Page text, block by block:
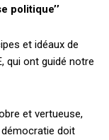
politique’’
et idéaux de
qui ont guidé notre
et vertueuse,
doit